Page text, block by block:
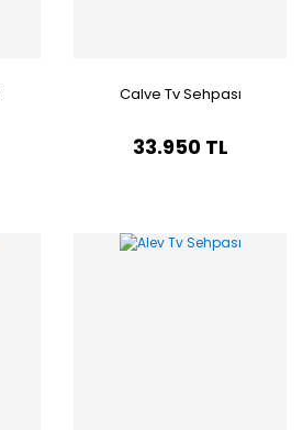
Calve Tv Sehpası
33.950 TL